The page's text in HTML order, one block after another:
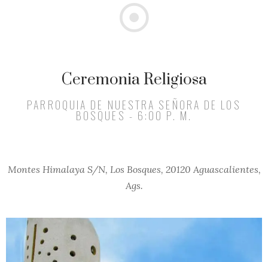
Ceremonia Religiosa
PARROQUIA DE NUESTRA SEÑORA DE LOS
BOSQUES - 6:00 P. M.
Montes Himalaya S/N, Los Bosques, 20120 Aguascalientes,
Ags.